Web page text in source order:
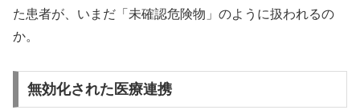
た患者が、いまだ「未確認危険物」のように扱われるの
か。
無効化された医療連携